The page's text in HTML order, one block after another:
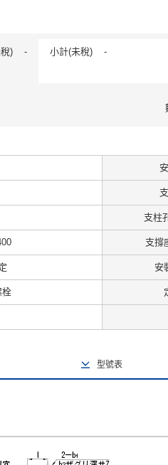
) - 小計(未稅) -
支柱
支撐
安
栓
型號表